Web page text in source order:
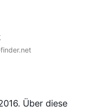
Über diese